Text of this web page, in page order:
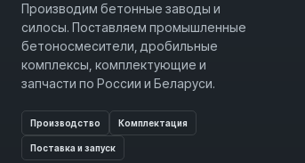
Производим бетонные заводы и
силосы. Поставляем промышленные
бетоносмесители, дробильные
комплексы, комплектующие и
запчасти по России и Беларуси.
Производство Комплектация
Поставка и запуск